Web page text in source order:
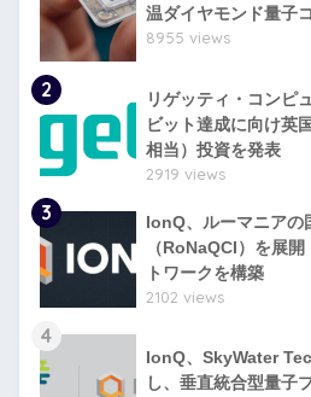
温ダイヤモンド量子
8955 views
2
リゲッティ・コンピ
ビット達成に向け英
相当）投資を発表
2919 views
3
IonQ、ルーマニアの
（RoNaQCI）を展
トワークを構築
2102 views
4
IonQ、SkyWater
し、垂直統合型量子